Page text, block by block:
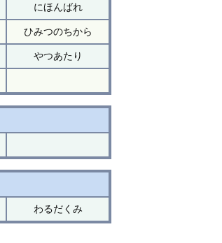
にほんばれ
ひみつのちから
やつあたり
わるだくみ